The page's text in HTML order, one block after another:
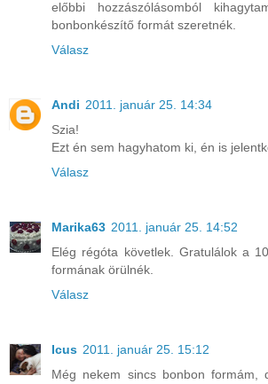
előbbi hozzászólásomból
bonbonkészítő formát szeretnék.
Válasz
Andi 2011. január 25. 14:34
Szia!
Ezt én sem hagyhatom ki, én is
Válasz
Marika63 2011. január 25. 14:52
Elég régóta követlek. Gratulálok a
formának örülnék.
Válasz
Icus 2011. január 25. 15:12
Még nekem sincs bonbon formám,